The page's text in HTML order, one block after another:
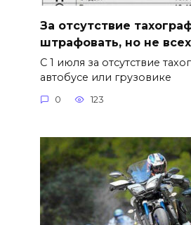
За отсутствие
штрафовать, но не всех
С 1 июля за отсутствие
автобусе или грузовике
0 123